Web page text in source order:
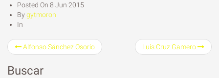
Posted On 8 Jun 2015
Bygytmoron
In
Alfonso Sánchez Osorio Luis Cruz Gamero
Buscar